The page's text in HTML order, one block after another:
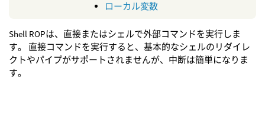
ローカル変数
Shell ROPは、直接またはシェルで外部コマンドを実行しま
す。 直接コマンドを実行すると、基本的なシェルのリダイレ
クトやパイプがサポートされませんが、中断は簡単になりま
す。